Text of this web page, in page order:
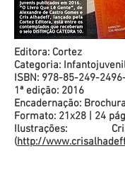
Editora: Cortez
Categoria:
ISBN: 978-85-249-
1ª edição: 2016
Encadernação: Brochura
Formato: 21x28 | 24
Ilustrações:
(http://